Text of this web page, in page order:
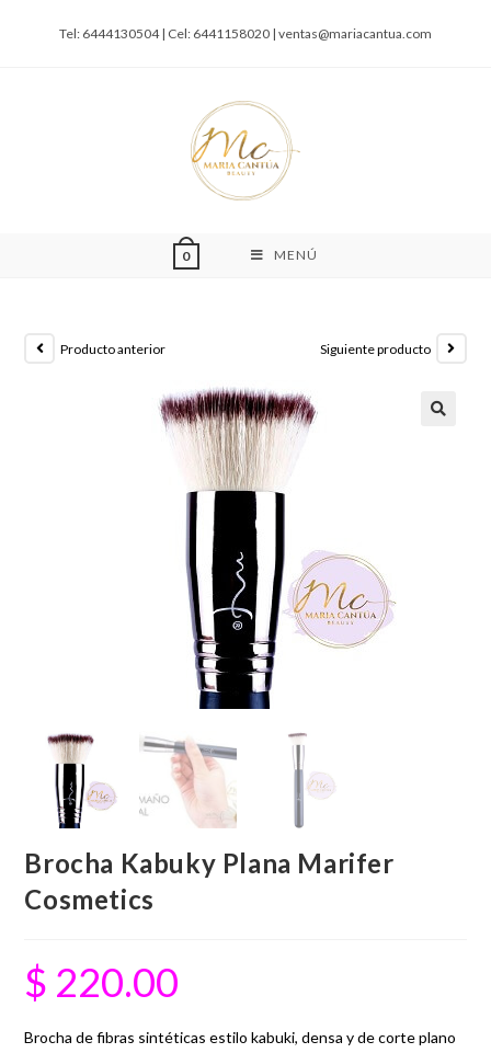
Tel: 6444130504 | Cel: 6441158020 | ventas@mariacantua.com
0 MENÚ
Producto anterior Siguiente producto
Brocha Kabuky Plana Marifer
Cosmetics
$ 220.00
Brocha de fibras sintéticas estilo kabuki, densa y de corte plano